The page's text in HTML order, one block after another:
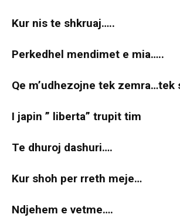
Kur nis te shkruaj…..
Perkedhel mendimet e mia…..
Qe m’udhezojne tek zemra…tek
I japin ” liberta” trupit tim
Te dhuroj dashuri….
Kur shoh per rreth meje…
Ndjehem e vetme….